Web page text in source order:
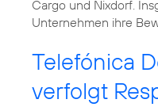
Cargo und Nixdorf.
Unternehmen ihre
Telefónica
verfolgt